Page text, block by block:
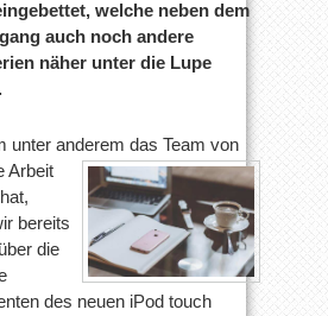
welche neben dem
auch noch andere
näher unter die Lupe
unter anderem das Team von
Arbeit
bereits
die
des neuen iPod touch